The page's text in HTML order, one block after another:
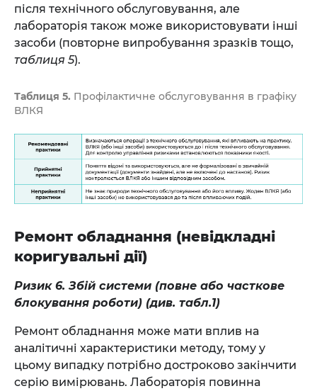
після технічного обслуговування, але
лабораторія також може використовувати інші
засоби (повторне випробування зразків тощо,
таблиця 5).
Таблиця 5. Профілактичне обслуговування в графіку
ВЛКЯ
Ремонт обладнання (невідкладні
коригувальні дії)
Ризик 6. Збій системи (повне або часткове
блокування роботи) (див. табл.1)
Ремонт обладнання може мати вплив на
аналітичні характеристики методу, тому у
цьому випадку потрібно достроково закінчити
серію вимірювань. Лабораторія повинна